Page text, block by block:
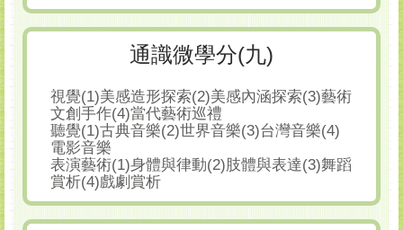
通識微學分(九)
視覺(1)美感造形探索(2)美感內涵探索(3)藝術
文創手作(4)當代藝術巡禮
聽覺(1)古典音樂(2)世界音樂(3)台灣音樂(4)
電影音樂
表演藝術(1)身體與律動(2)肢體與表達(3)舞蹈
賞析(4)戲劇賞析